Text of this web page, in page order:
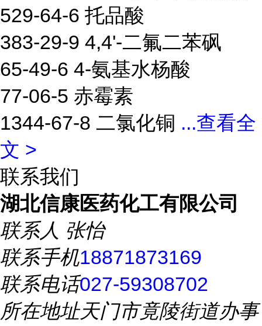
529-64-6 托品酸
383-29-9 4,4'-二氟二苯砜
65-49-6 4-氨基水杨酸
77-06-5 赤霉素
1344-67-8 二氯化铜 ...查看全
文 >
联系我们
湖北信康医药化工有限公司
联系人 张怡
联系手机18871873169
联系电话027-59308702
所在地址天门市竟陵街道办事